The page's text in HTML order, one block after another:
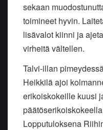
sekaan
toimineet hyvin.
lisävalot kiinni ja
virheitä vältellen.
Talvi-illan
Heikkilä ajoi
erikoiskokeille kuusi
Lopputuloksena